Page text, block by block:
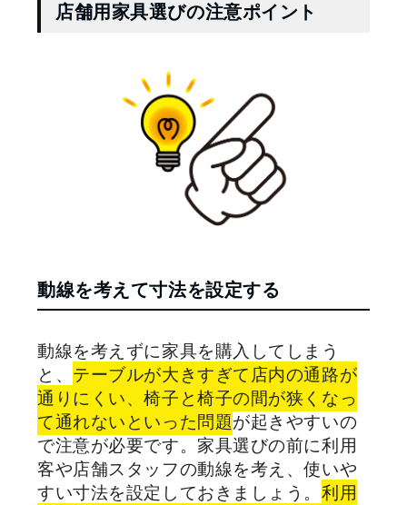
店舗用家具選びの注意ポイント
動線を考えて寸法を設定する
動線を考えずに家具を購入してしまう
と、 テーブルが大きすぎて店内の通路が
通りにくい、椅子と椅子の間が狭くなっ
て通れないといった問題が起きやすいの
で注意が必要です。家具選びの前に利用
客や店舗スタッフの動線を考え、使いや
すい寸法を設定しておきましょう。利用